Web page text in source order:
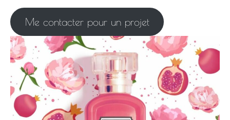
Me contacter pour un projet